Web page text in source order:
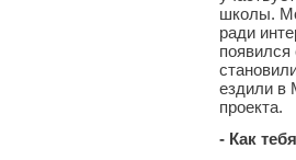
школы.
ради
ездили в
проекта.
- Как